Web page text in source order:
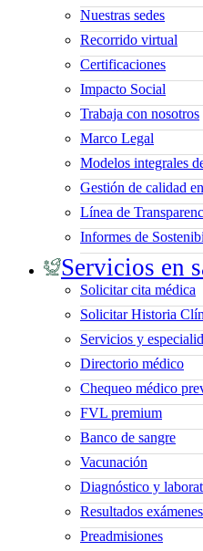
Nuestras sedes
Recorrido virtual
Certificaciones
Impacto Social
Trabaja con nosotros
Marco Legal
Modelos integrales
Gestión de calidad
Línea de
Informes de
Servicios en
Solicitar cita médica
Solicitar Historia
Servicios y
Directorio médico
Chequeo médico
FVL premium
Banco de sangre
Vacunación
Diagnóstico y
Resultados
Preadmisiones